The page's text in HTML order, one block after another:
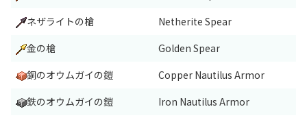
ネザライトの槍
Netherite Spear
金の槍
Golden Spear
銅のオウムガイの鎧
Copper Nautilus Armor
鉄のオウムガイの鎧
Iron Nautilus Armor